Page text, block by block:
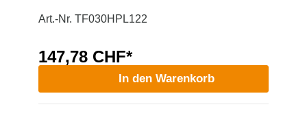
Art.-Nr. TF030HPL122
147,78 CHF*
In den Warenkorb